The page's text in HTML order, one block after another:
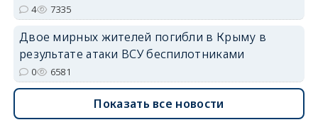
4 7335
Двое мирных жителей погибли в Крыму в
результате атаки ВСУ беспилотниками
0 6581
Показать все новости